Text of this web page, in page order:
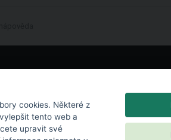
cookies. Některé z
tento web a
upravit své